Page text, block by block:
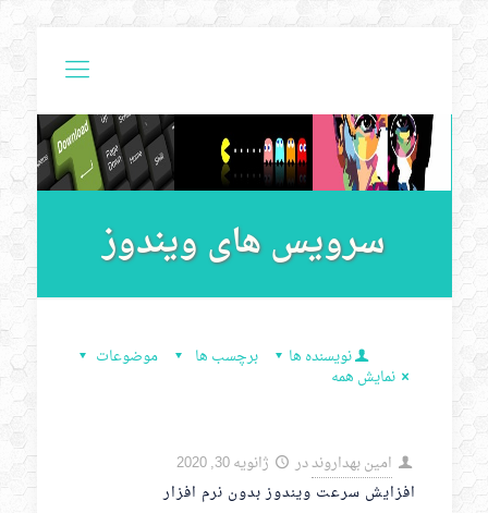
سرویس های ویندوز
موضوعات برچسب ها نویسنده ها
نمایش همه
امین بهدارونددر
ژانویه 30, 2020
افزایش سرعت ویندوز بدون نرم افزار